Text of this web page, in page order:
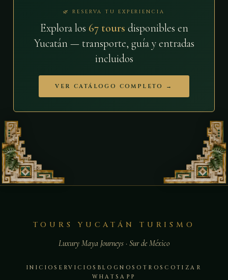
🌿 RESERVA TU EXPERIENCIA
Explora los 67 tours disponibles en
Yucatán — transporte, guía y entradas
incluidos
VER CATÁLOGO COMPLETO →
TOURS YUCATÁN TURISMO
Luxury Maya Journeys · Sur de México
INICIOSERVICIOS BLOGNOSOTROS COTIZAR
WHATSAPP